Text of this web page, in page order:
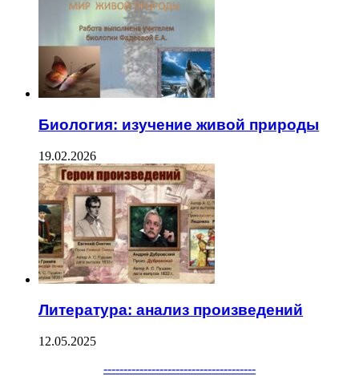
Биология: изучение живой природы
19.02.2026
Литература: анализ произведений
12.05.2025
--------------------------------------